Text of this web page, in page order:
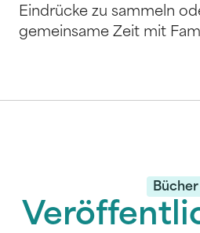
Eindrücke zu sammeln
gemeinsame Zeit mit
Bücher